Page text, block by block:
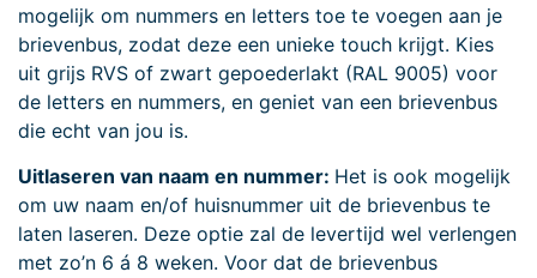
mogelijk om nummers en letters toe te voegen aan je
brievenbus, zodat deze een unieke touch krijgt. Kies
uit grijs RVS of zwart gepoederlakt (RAL 9005) voor
de letters en nummers, en geniet van een brievenbus
die echt van jou is.
Uitlaseren van naam en nummer: Het is ook mogelijk
om uw naam en/of huisnummer uit de brievenbus te
laten laseren. Deze optie zal de levertijd wel verlengen
met zo’n 6 á 8 weken. Voor dat de brievenbus